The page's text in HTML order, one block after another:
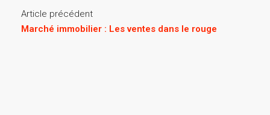
Article précédent
Marché immobilier : Les ventes dans le rouge